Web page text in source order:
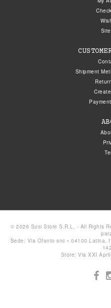
Shipment
© 2026 Susi Store S.R.L. - All Rights
Sede: Via Ofanto snc • 04100 Latina,
Store: Via XXI